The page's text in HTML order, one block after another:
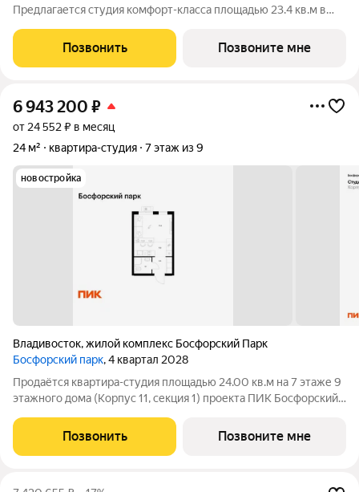
Предлагается студия комфорт-класса площадью 23.4 кв.м в
комплексе "Сабанеева 125".В варианте без отделки мы
установили окна и входную дверь, завели
Позвонить Позвоните мне
6 943 200 ₽
от 24 552 ₽ в месяц
24 м²
квартира-студия 7 этаж из 9
новостройка
Владивосток,жилой комплекс Босфорский Парк
Босфорский парк, 4 квартал 2028
Продаётся квартира-студия площадью 24.00 кв.м на 7 этаже 9
этажного дома (Корпус 11, секция 1) проекта ПИК Босфорский
функциональная планировка, большие окна, с отделкой. Жилой
квартал «Босфорский
Позвонить Позвоните мне